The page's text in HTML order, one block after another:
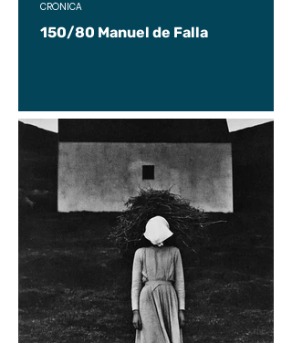
150/80 Manuel de Falla
CRÓNICA